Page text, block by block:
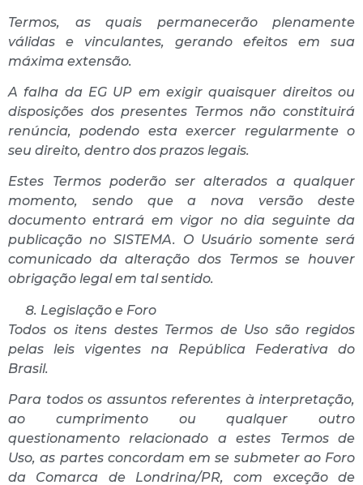
Termos, as quais permanecerão plenamente
válidas e vinculantes, gerando efeitos em sua
máxima extensão.
A falha da EG UP em exigir quaisquer direitos ou
disposições dos presentes Termos não constituirá
renúncia, podendo esta exercer regularmente o
seu direito, dentro dos prazos legais.
Estes Termos poderão ser alterados a qualquer
momento, sendo que a nova versão deste
documento entrará em vigor no dia seguinte da
publicação no SISTEMA. O Usuário somente será
comunicado da alteração dos Termos se houver
obrigação legal em tal sentido.
Legislação e Foro
Todos os itens destes Termos de Uso são regidos
pelas leis vigentes na República Federativa do
Brasil.
Para todos os assuntos referentes à interpretação,
ao cumprimento ou qualquer outro
questionamento relacionado a estes Termos de
Uso, as partes concordam em se submeter ao Foro
da Comarca de Londrina/PR, com exceção de